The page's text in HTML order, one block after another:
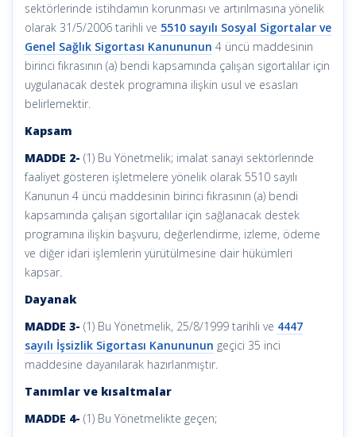
sektörlerinde istihdamın korunması ve artırılmasına yönelik
olarak 31/5/2006 tarihli ve 5510 sayılı Sosyal Sigortalar ve
Genel Sağlık Sigortası Kanununun 4 üncü maddesinin
birinci fıkrasının (a) bendi kapsamında çalışan sigortalılar için
uygulanacak destek programına ilişkin usul ve esasları
belirlemektir.
Kapsam
MADDE 2- (1) Bu Yönetmelik; imalat sanayi sektörlerinde
faaliyet gösteren işletmelere yönelik olarak 5510 sayılı
Kanunun 4 üncü maddesinin birinci fıkrasının (a) bendi
kapsamında çalışan sigortalılar için sağlanacak destek
programına ilişkin başvuru, değerlendirme, izleme, ödeme
ve diğer idari işlemlerin yürütülmesine dair hükümleri
kapsar.
Dayanak
MADDE 3- (1) Bu Yönetmelik, 25/8/1999 tarihli ve 4447
sayılı İşsizlik Sigortası Kanununun geçici 35 inci
maddesine dayanılarak hazırlanmıştır.
Tanımlar ve kısaltmalar
MADDE 4- (1) Bu Yönetmelikte geçen;